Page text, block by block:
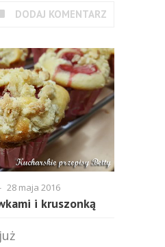
DODAJ KOMENTARZ
28 maja 2016
i kruszonką